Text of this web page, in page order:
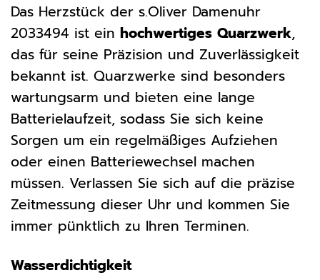
Das Herzstück der s.Oliver Damenuhr
2033494 ist ein hochwertiges Quarzwerk,
das für seine Präzision und Zuverlässigkeit
bekannt ist. Quarzwerke sind besonders
wartungsarm und bieten eine lange
Batterielaufzeit, sodass Sie sich keine
Sorgen um ein regelmäßiges Aufziehen
oder einen Batteriewechsel machen
müssen. Verlassen Sie sich auf die präzise
Zeitmessung dieser Uhr und kommen Sie
immer pünktlich zu Ihren Terminen.
Wasserdichtigkeit